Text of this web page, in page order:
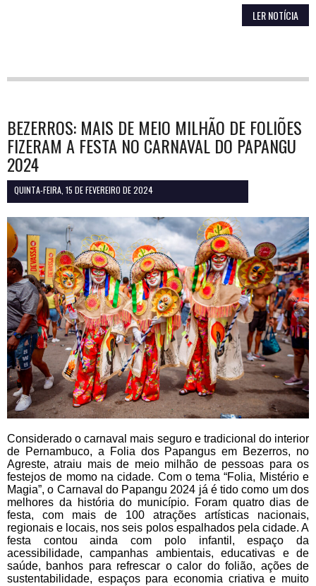
LER NOTÍCIA
BEZERROS: MAIS DE MEIO MILHÃO DE FOLIÕES
FIZERAM A FESTA NO CARNAVAL DO PAPANGU
2024
QUINTA-FEIRA, 15 DE FEVEREIRO DE 2024
Considerado o carnaval mais seguro e tradicional do interior
de Pernambuco, a Folia dos Papangus em Bezerros, no
Agreste, atraiu mais de meio milhão de pessoas para os
festejos de momo na cidade. Com o tema “Folia, Mistério e
Magia”, o Carnaval do Papangu 2024 já é tido como um dos
melhores da história do município. Foram quatro dias de
festa, com mais de 100 atrações artísticas nacionais,
regionais e locais, nos seis polos espalhados pela cidade. A
festa contou ainda com polo infantil, espaço da
acessibilidade, campanhas ambientais, educativas e de
saúde, banhos para refrescar o calor do folião, ações de
sustentabilidade, espaços para economia criativa e muito